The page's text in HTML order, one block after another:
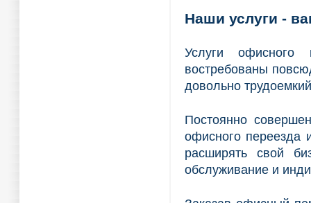
Наши услуги -
Услуги
востребованы
довольно
Постоянно
офисного переезда
расширять свой
обслуживание и